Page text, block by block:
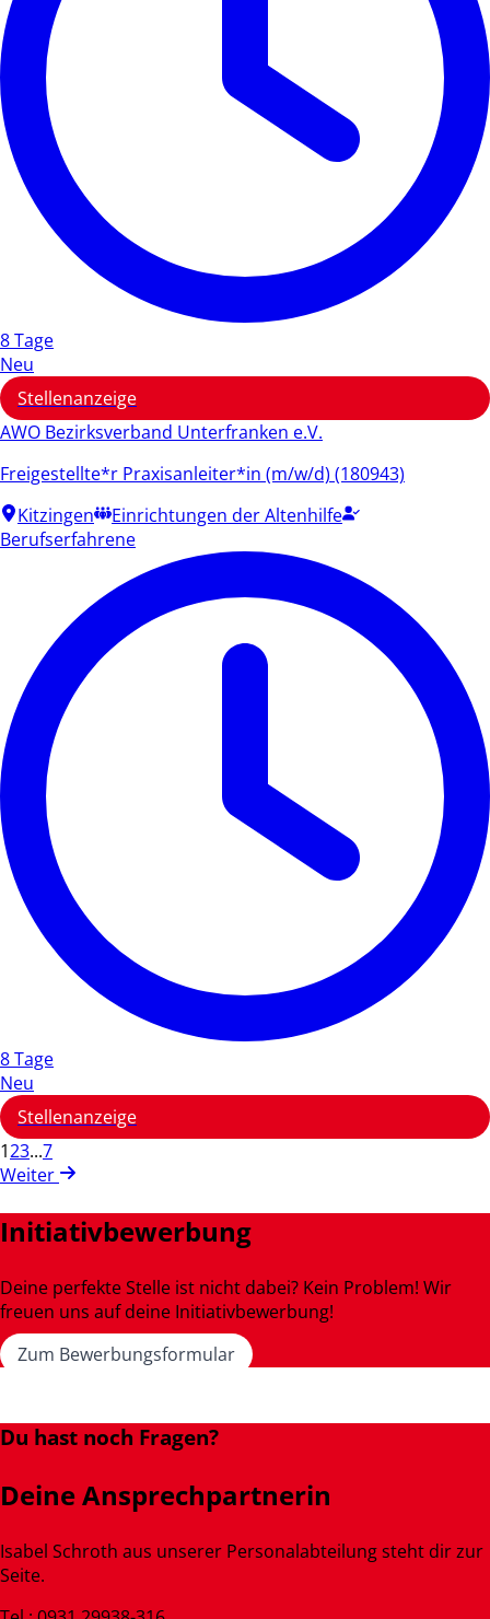
8 Tage
Neu
Stellenanzeige
AWO Bezirksverband Unterfranken e.V.
Freigestellte*r Praxisanleiter*in (m/w/d) (180943)
Kitzingen
Einrichtungen der Altenhilfe
Berufserfahrene
8 Tage
Neu
Stellenanzeige
123...7
Weiter
Initiativbewerbung
Deine perfekte Stelle ist nicht dabei? Kein Problem! Wir
freuen uns auf deine Initiativbewerbung!
Zum Bewerbungsformular
Du hast noch Fragen?
Deine Ansprechpartnerin
Isabel Schroth aus unserer Personalabteilung steht dir zur
Seite.